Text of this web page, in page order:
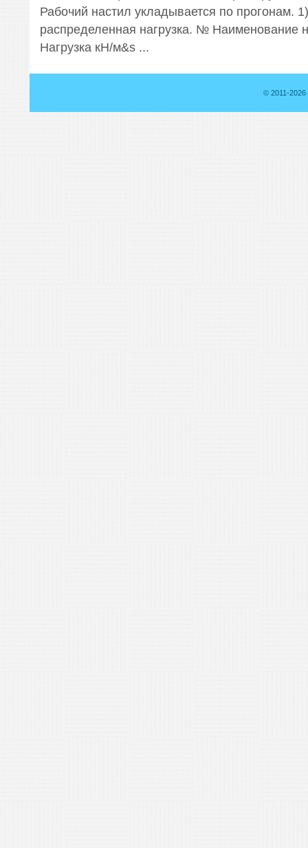
Рабочий настил укладывается по прогонам.
распределенная нагрузка. № Наименование
Нагрузка кН/м&s ...
© 2011-2026